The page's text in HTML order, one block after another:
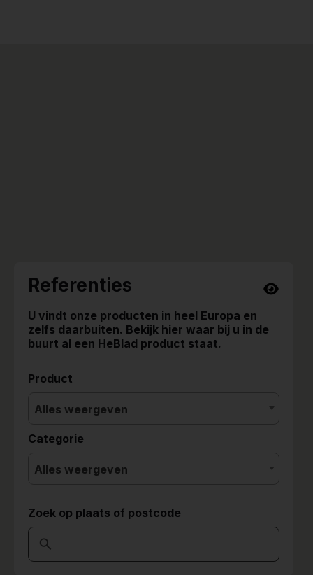
Referenties
U vindt onze producten in heel Europa en
zelfs daarbuiten. Bekijk hier waar bij u in de
buurt al een HeBlad product staat.
Product
Alles weergeven
Categorie
Alles weergeven
Zoek op plaats of postcode